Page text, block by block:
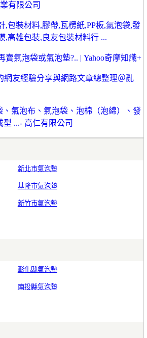
有限公司
,包裝材料,膠帶,瓦楞紙,PP板,氣泡袋,發
,高雄包裝,良友包裝材料行 ...
賣氣泡袋或氣泡墊?.. | Yahoo奇摩知識+
網友經驗分享與網路文章總整理＠亂
、氣泡布、氣泡袋、泡棉（泡綿）、發
...- 高仁有限公司
新北市氣泡墊
基隆市氣泡墊
新竹市氣泡墊
彰化縣氣泡墊
南投縣氣泡墊